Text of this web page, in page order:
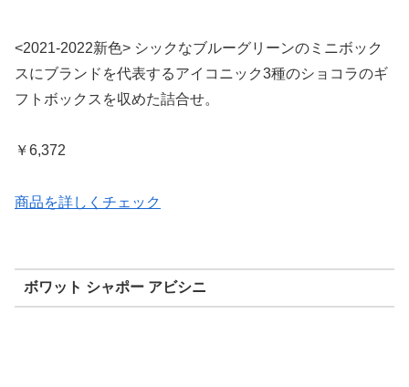
<2021-2022新色> シックなブルーグリーンのミニボック
スにブランドを代表するアイコニック3種のショコラのギ
フトボックスを収めた詰合せ。
￥6,372
商品を詳しくチェック
ボワット シャポー アビシニ